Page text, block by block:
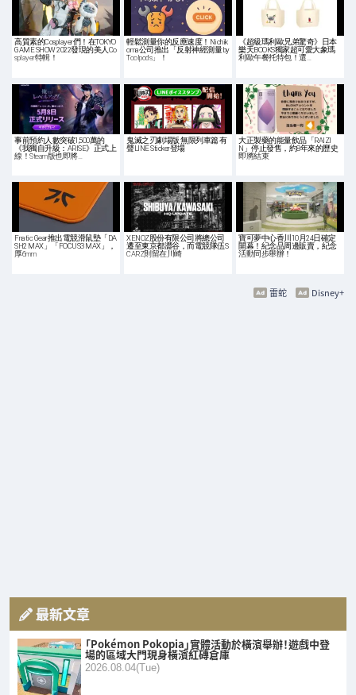
高質素的Cosplayer們！在TOKYO
GAME SHOW 2022發現的美人Co
splayer特輯！
輕鬆測量你的反應速度！Nichik
oma公司推出「反射神經測量 by
Toolpods」！
《超級瑪利歐兄弟驚奇》日本
樂天BOOKS獨家超可愛大象瑪
利歐午餐托特包！還…
事前預約人數突破1,500萬的
《我獨自升級：ARISE》正式上
線！Steam版也即將…
鬼滅之刃劇場版 無限列車篇 有
聲LINE Sticker登場
大正製藥的能量飲品「RAIZI
N」停止發售，約8年來的歷史
即將結束
Fnatic Gear推出電競滑鼠墊「DA
SH2 MAX」「FOCUS3 MAX」，
厚6mm
XENOZ股份有限公司將總公司
遷至東京都澀谷，而電競隊伍S
CARZ則留在川崎
寶可夢中心香川10月24日確定
開幕！紀念品周邊販賣，紀念
活動同步舉辦！
Disney+
雷蛇
最新文章
「Pokémon Pokopia」實體活動於橫濱舉辦！遊戲中登
場的區域大門現身橫濱紅磚倉庫
2026.08.04(Tue)